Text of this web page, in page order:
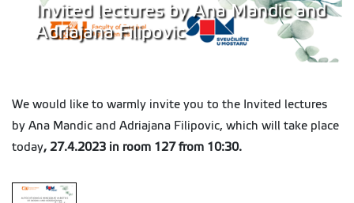
Invited lectures by Ana Mandic and
Adriajana Filipovic
We would like to warmly invite you to the Invited lectures
by Ana Mandic and Adriajana Filipovic, which will take place
today, 27.4.2023 in room 127 from 10:30.